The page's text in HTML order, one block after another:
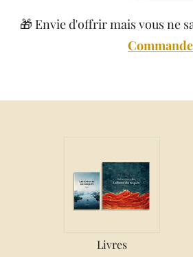
🎁 Envie d'offrir mais vous ne
Livres